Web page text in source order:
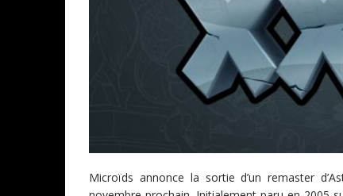
Microïds annonce la sortie d’un remaster